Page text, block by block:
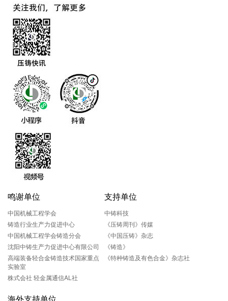
鸣谢单位
中国机械工程学会
铸造行业生产力促进中心
中国机械工程学会铸造分会
沈阳中铸生产力促进中心有限公司
高端装备轻合金铸造技术国家重点
实验室
株式会社 轻金属通信AL社
支持单位
中铸科技
《压铸周刊》传媒
《中国压铸》杂志
《铸造》
《特种铸造及有色合金》杂志社